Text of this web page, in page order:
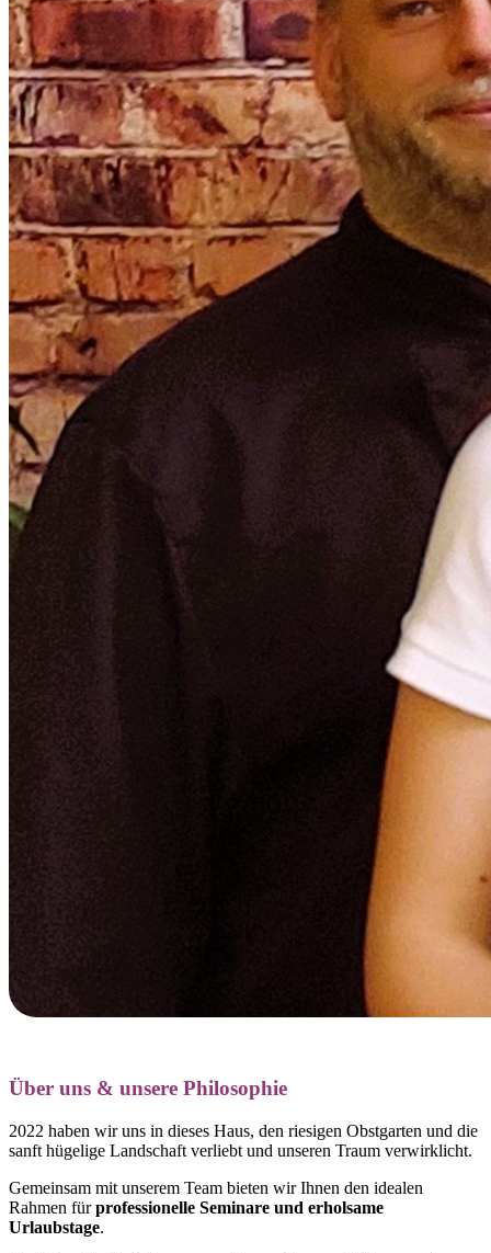
Über uns & unsere Philosophie
2022 haben wir uns in dieses Haus, den riesigen Obstgarten und die
sanft hügelige Landschaft verliebt und unseren Traum verwirklicht.
Gemeinsam mit unserem Team bieten wir Ihnen den idealen
Rahmen fürprofessionelle Seminare und erholsame
Urlaubstage.